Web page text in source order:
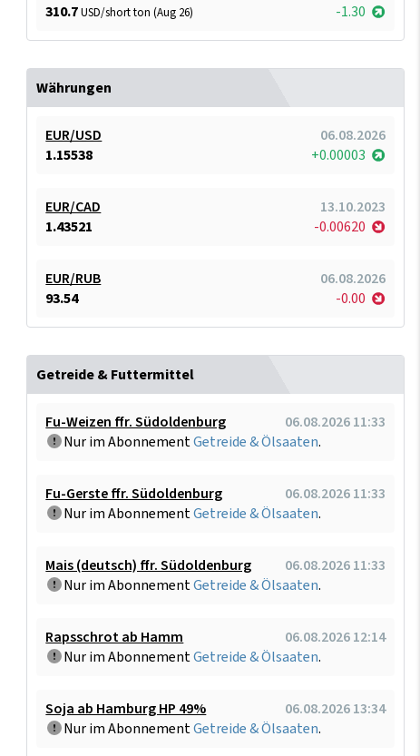
310.7USD/short ton (Aug 26) -1.30
Währungen
EUR/USD
06.08.2026
1.15538
+0.00003
EUR/CAD
13.10.2023
1.43521
-0.00620
EUR/RUB
06.08.2026
93.54
-0.00
Getreide & Futtermittel
Fu-Weizen ffr. Südoldenburg
06.08.2026 11:33
Nur im AbonnementGetreide & Ölsaaten.
Fu-Gerste ffr. Südoldenburg
06.08.2026 11:33
Nur im AbonnementGetreide & Ölsaaten.
Mais (deutsch) ffr. Südoldenburg
06.08.2026 11:33
Nur im AbonnementGetreide & Ölsaaten.
Rapsschrot ab Hamm
06.08.2026 12:14
Nur im AbonnementGetreide & Ölsaaten.
Soja ab Hamburg HP 49%
06.08.2026 13:34
Nur im AbonnementGetreide & Ölsaaten.